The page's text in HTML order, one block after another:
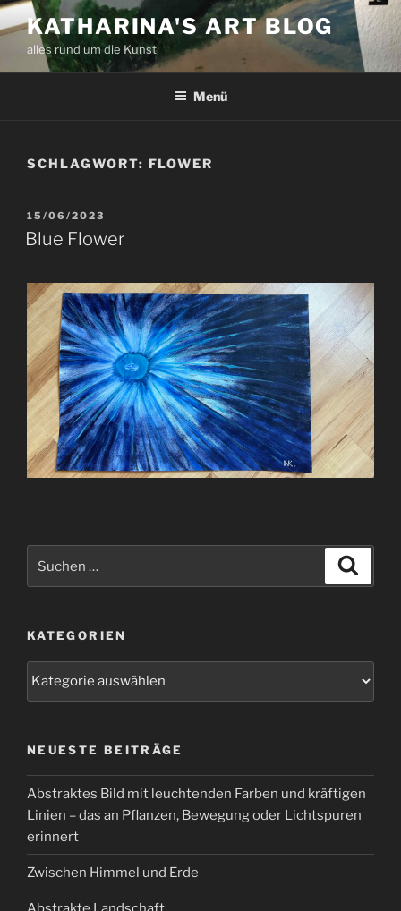
Zum
Inhalt
springen
KATHARINA'S ART BLOG
alles rund um die Kunst
Menü
SCHLAGWORT: FLOWER
VERÖFFENTLICHT
AM
15/06/2023
Blue Flower
nach:
KATEGORIEN
NEUESTE BEITRÄGE
Abstraktes Bild mit leuchtenden Farben und kräftigen
Linien – das an Pflanzen, Bewegung oder Lichtspuren
erinnert
Zwischen Himmel und Erde